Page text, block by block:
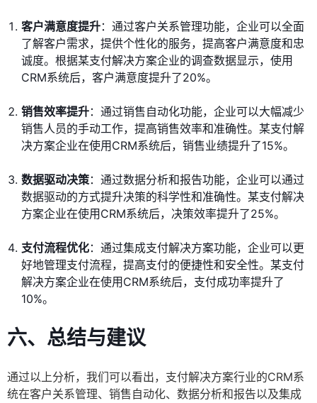
客户满意度提升：通过客户关系管理功能，企业可以全面
了解客户需求，提供个性化的服务，提高客户满意度和忠
诚度。根据某支付解决方案企业的调查数据显示，使用
CRM系统后，客户满意度提升了20%。
销售效率提升：通过销售自动化功能，企业可以大幅减少
销售人员的手动工作，提高销售效率和准确性。某支付解
决方案企业在使用CRM系统后，销售业绩提升了15%。
数据驱动决策：通过数据分析和报告功能，企业可以通过
数据驱动的方式提升决策的科学性和准确性。某支付解决
方案企业在使用CRM系统后，决策效率提升了25%。
支付流程优化：通过集成支付解决方案功能，企业可以更
好地管理支付流程，提高支付的便捷性和安全性。某支付
解决方案企业在使用CRM系统后，支付成功率提升了
10%。
六、总结与建议
通过以上分析，我们可以看出，支付解决方案行业的CRM系
统在客户关系管理、销售自动化、数据分析和报告以及集成